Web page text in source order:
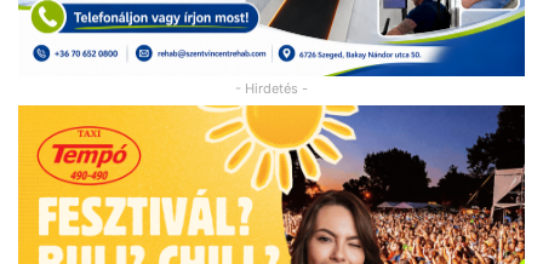
- Hirdetés -